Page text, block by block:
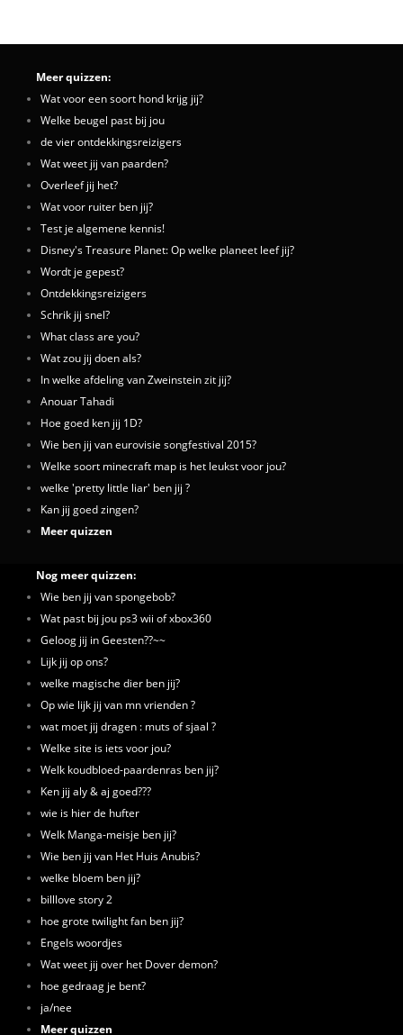
Meer quizzen:
Wat voor een soort hond krijg jij?
Welke beugel past bij jou
de vier ontdekkingsreizigers
Wat weet jij van paarden?
Overleef jij het?
Wat voor ruiter ben jij?
Test je algemene kennis!
Disney's Treasure Planet: Op welke planeet leef jij?
Wordt je gepest?
Ontdekkingsreizigers
Schrik jij snel?
What class are you?
Wat zou jij doen als?
In welke afdeling van Zweinstein zit jij?
Anouar Tahadi
Hoe goed ken jij 1D?
Wie ben jij van eurovisie songfestival 2015?
Welke soort minecraft map is het leukst voor jou?
welke 'pretty little liar' ben jij ?
Kan jij goed zingen?
Meer quizzen
Nog meer quizzen:
Wie ben jij van spongebob?
Wat past bij jou ps3 wii of xbox360
Geloog jij in Geesten??~~
Lijk jij op ons?
welke magische dier ben jij?
Op wie lijk jij van mn vrienden ?
wat moet jij dragen : muts of sjaal ?
Welke site is iets voor jou?
Welk koudbloed-paardenras ben jij?
Ken jij aly & aj goed???
wie is hier de hufter
Welk Manga-meisje ben jij?
Wie ben jij van Het Huis Anubis?
welke bloem ben jij?
billlove story 2
hoe grote twilight fan ben jij?
Engels woordjes
Wat weet jij over het Dover demon?
hoe gedraag je bent?
ja/nee
Meer quizzen